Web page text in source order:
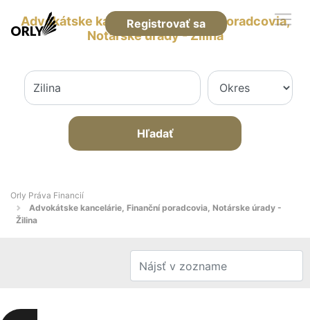
Registrovať sa
Advokátske kancelárie, Finanční poradcovia,
Notárske úrady - Žilina
Hľadať
Orly Práva Financií
Advokátske kancelárie, Finanční poradcovia, Notárske úrady -
Žilina